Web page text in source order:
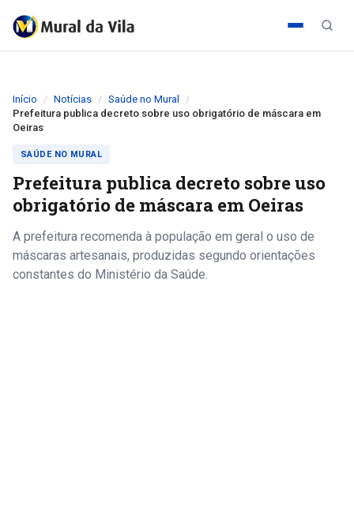
Início Notícias
Saúde no Mural
Prefeitura publica decreto sobre uso obrigatório de máscara em
Oeiras
SAÚDE NO MURAL
Prefeitura publica decreto sobre uso
obrigatório de máscara em Oeiras
A prefeitura recomenda à população em geral o uso de
máscaras artesanais, produzidas segundo orientações
constantes do Ministério da Saúde.